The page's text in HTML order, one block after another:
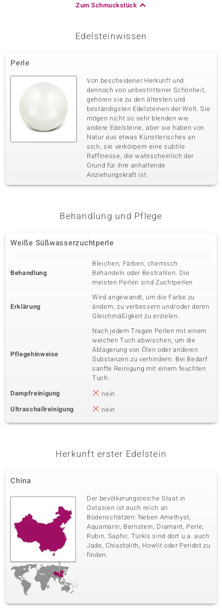
Zum Schmuckstück
Edelsteinwissen
Perle
Von bescheidener Herkunft und
dennoch von unbestrittener Schönheit,
gehören sie zu den ältesten und
beständigsten Edelsteinen der Welt. Sie
mögen nicht so sehr blenden wie
andere Edelsteine, aber sie haben von
Natur aus etwas Künstlerisches an
sich, sie verkörpern eine subtile
Raffinesse, die wahrscheinlich der
Grund für ihre anhaltende
Anziehungskraft ist.
Behandlung und Pflege
Weiße Süßwasserzuchtperle
Behandlung
Bleichen, Färben, chemisch
Behandeln oder Bestrahlen. Die
meisten Perlen sind Zuchtperlen
Erklärung
Wird angewandt, um die Farbe zu
ändern, zu verbessern und/oder deren
Gleichmäßigkeit zu erzielen.
Pflegehinweise
Nach jedem Tragen Perlen mit einem
weichen Tuch abwischen, um die
Ablagerung von Ölen oder anderen
Substanzen zu verhindern. Bei Bedarf
sanfte Reinigung mit einem feuchten
Tuch.
Dampfreinigung
nein
Ultraschallreinigung
nein
Herkunft erster Edelstein
China
Der bevölkerungsreiche Staat in
Ostasien ist auch reich an
Bodenschätzen: Neben Amethyst,
Aquamarin, Bernstein, Diamant, Perle,
Rubin, Saphir, Türkis sind dort u.a. auch
Jade, Chiastolith, Howlit oder Peridot zu
finden.